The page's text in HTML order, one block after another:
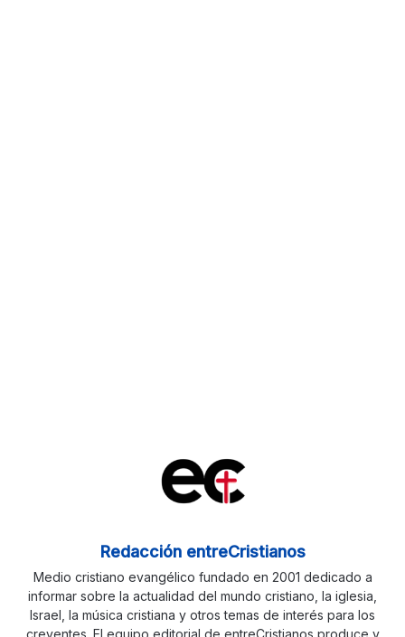
Redacción entreCristianos
Medio cristiano evangélico fundado en 2001 dedicado a
informar sobre la actualidad del mundo cristiano, la iglesia,
Israel, la música cristiana y otros temas de interés para los